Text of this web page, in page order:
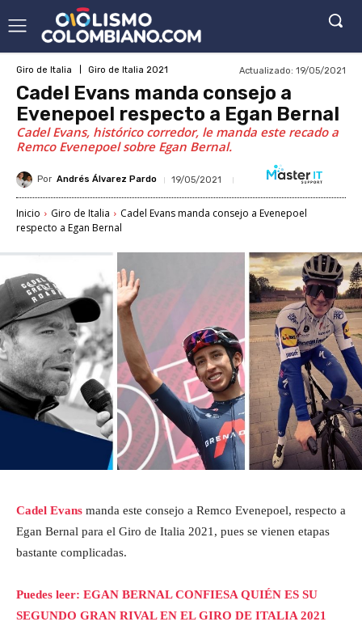
Giro de Italia Giro de Italia 2021 Actualizado: 19/05/2021
Cadel Evans manda consejo a
Evenepoel respecto a Egan Bernal
Cadel Evans, histórico corredor, le manda este recado a
Remco Evenepoel sobre Egan Bernal.
Por Andrés Álvarez Pardo 19/05/2021
Inicio Giro de Italia
Cadel Evans manda consejo a Evenepoel
respecto a Egan Bernal
Cadel Evans manda este consejo a Remco Evenepoel, respecto a
Egan Bernal para el Giro de Italia 2021, pues se vienen etapas
bastante complicadas.
Puedes leer: EGAN BERNAL CONFIESA QUIÉN ES SU
SEGUNDO GRAN RIVAL EN EL GIRO DE ITALIA 2021